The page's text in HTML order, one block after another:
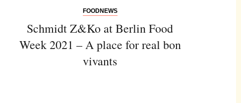
FOODNEWS
Schmidt Z&Ko at Berlin Food
Week 2021 – A place for real bon
vivants